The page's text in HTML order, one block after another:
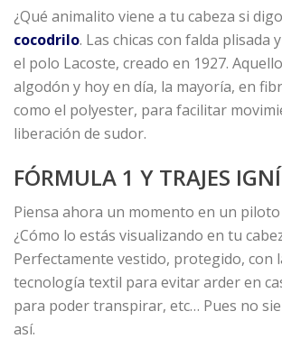
¿Qué animalito viene a tu cabeza si
cocodrilo. Las chicas con falda plisada
el polo Lacoste, creado en 1927.
algodón y hoy en día, la mayoría, en
como el polyester, para facilitar
liberación de sudor.
FÓRMULA 1 Y TRAJES
Piensa ahora un momento en un piloto
¿Cómo lo estás visualizando en tu
Perfectamente vestido, protegido, con
tecnología textil para evitar arder en
para poder transpirar, etc… Pues no
así.